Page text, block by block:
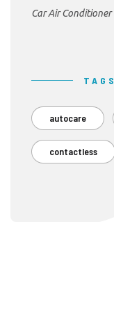
Car Air Conditioner
TAGS
autocare
contactless